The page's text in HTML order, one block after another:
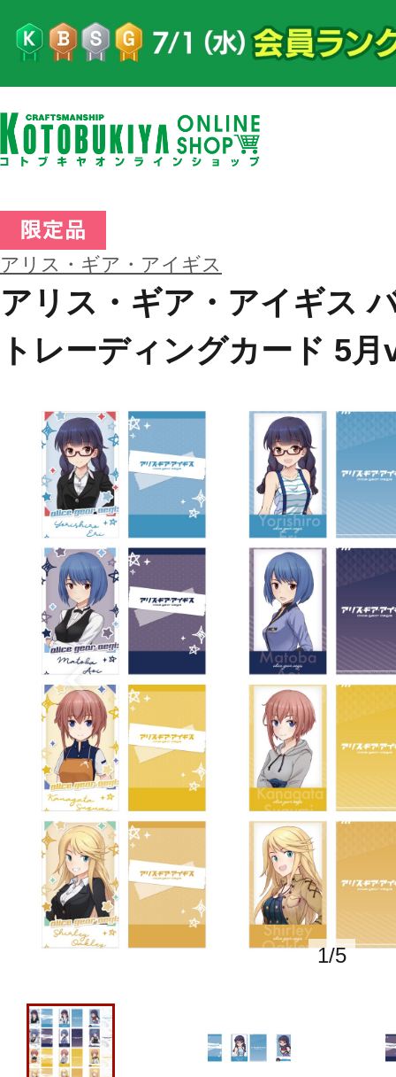
アリス・ギア・アイギス
アリス・ギア・アイギス
トレーディングカード 5
1/5